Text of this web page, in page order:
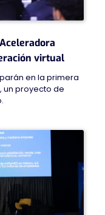
virtual
en la primera
un proyecto de